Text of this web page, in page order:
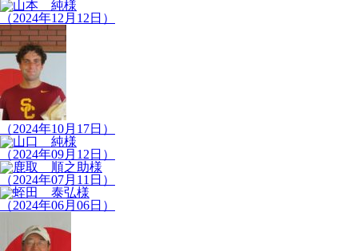
（2024年12月12日）
（2024年10月17日）
（2024年09月12日）
（2024年07月11日）
（2024年06月06日）